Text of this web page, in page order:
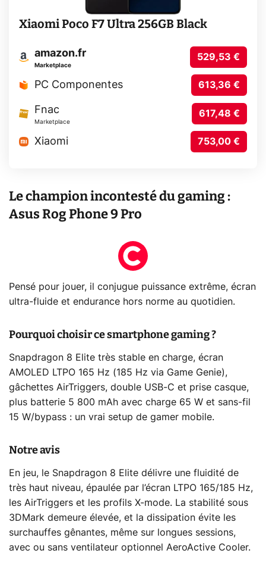
Xiaomi Poco F7 Ultra 256GB Black
amazon.fr
Marketplace
529,53 €
PC Componentes 613,36 €
Fnac
Marketplace
617,48 €
Xiaomi 753,00 €
Le champion incontesté du gaming :
Asus Rog Phone 9 Pro
Pensé pour jouer, il conjugue puissance extrême, écran
ultra-fluide et endurance hors norme au quotidien.
Pourquoi choisir ce smartphone gaming ?
Snapdragon 8 Elite très stable en charge, écran
AMOLED LTPO 165 Hz (185 Hz via Game Genie),
gâchettes AirTriggers, double USB-C et prise casque,
plus batterie 5 800 mAh avec charge 65 W et sans-fil
15 W/bypass : un vrai setup de gamer mobile.
Notre avis
En jeu, le Snapdragon 8 Elite délivre une fluidité de
très haut niveau, épaulée par l’écran LTPO 165/185 Hz,
les AirTriggers et les profils X-mode. La stabilité sous
3DMark demeure élevée, et la dissipation évite les
surchauffes gênantes, même sur longues sessions,
avec ou sans ventilateur optionnel AeroActive Cooler.